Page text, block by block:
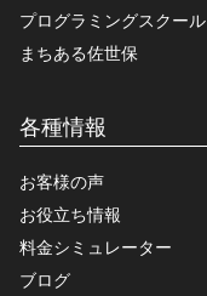
プログラミングスクール
まちある佐世保
各種情報
お客様の声
お役立ち情報
料金シミュレーター
ブログ